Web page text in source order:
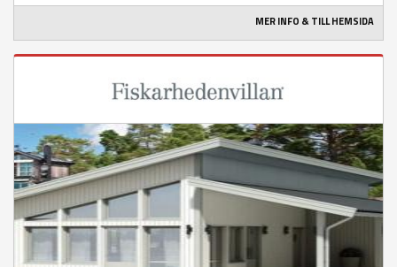
MER INFO & TILL HEMSIDA